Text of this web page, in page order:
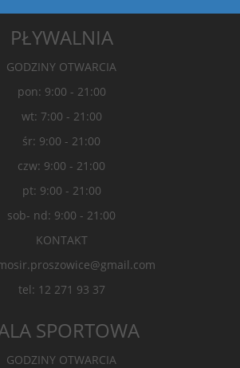
PŁYWALNIA
GODZINY OTWARCIA
pon: 9:00 - 21:00
wt: 7:00 - 21:00
śr: 9:00 - 21:00
czw: 9:00 - 21:00
pt: 9:00 - 21:00
sob- nd: 9:00 - 21:00
KONTAKT
tel: 12 271 93 37
SPORTOWA
GODZINY OTWARCIA